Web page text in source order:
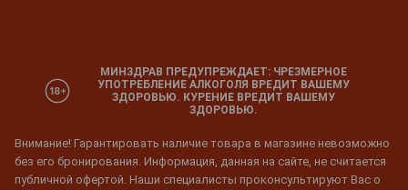
МИНЗДРАВ ПРЕДУПРЕЖДАЕТ: ЧРЕЗМЕРНОЕ
УПОТРЕБЛЕНИЕ АЛКОГОЛЯ ВРЕДИТ ВАШЕМУ
ЗДОРОВЬЮ. КУРЕНИЕ ВРЕДИТ ВАШЕМУ
ЗДОРОВЬЮ.
Внимание! Гарантировать наличие товара в магазине невозможно
без его бронирования. Информация, данная на сайте, не считается
публичной офертой. Наши специалисты проконсультируют Вас о